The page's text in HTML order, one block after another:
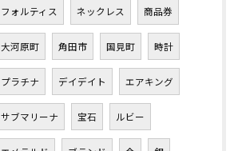
フォルティス ネックレス 商品券
大河原町 角田市 国見町 時計
プラチナ デイデイト エアキング
サブマリーナ 宝石 ルビー